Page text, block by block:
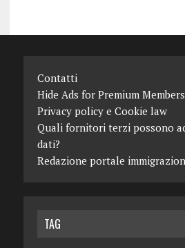
Contatti
Hide Ads for Premium Members
Privacy policy e Cookie law
Quali fornitori terzi possono
dati?
Redazione portale
TAG